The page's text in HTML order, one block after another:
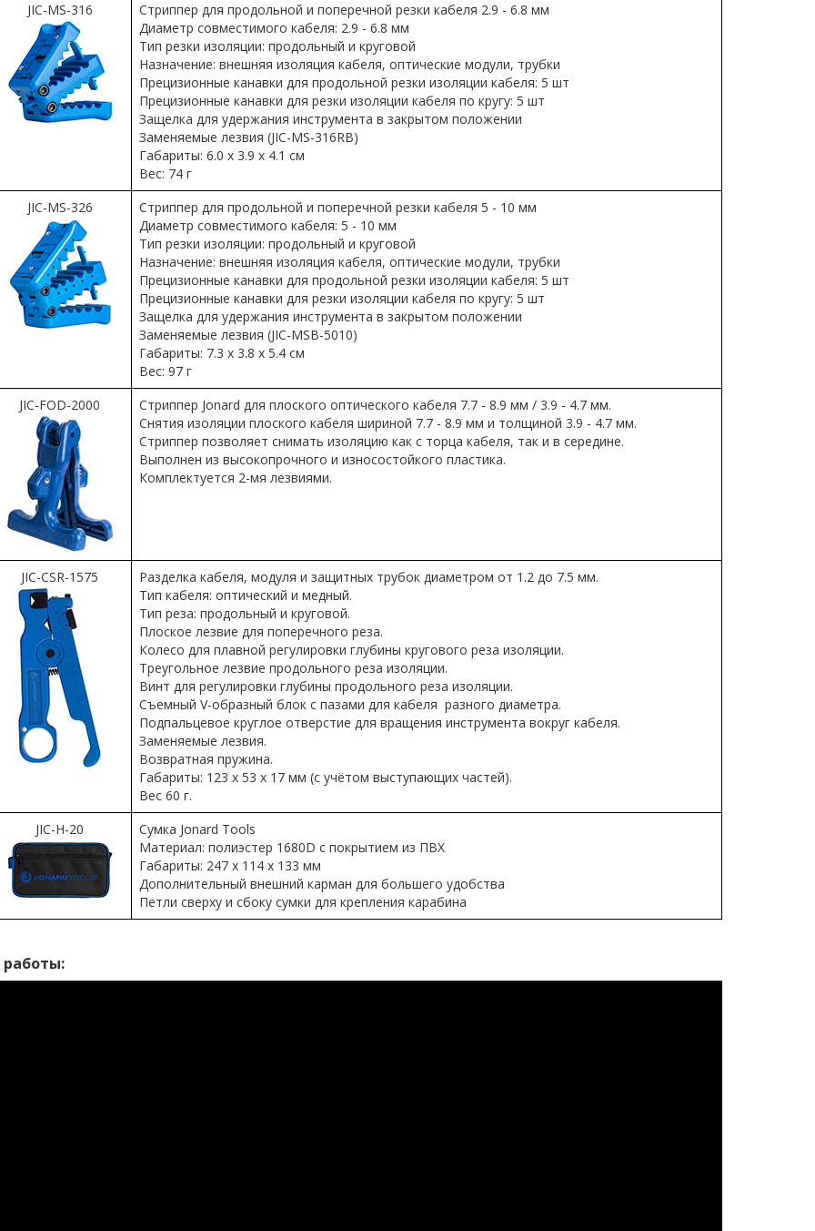
JIC-MS-316
Стриппер для продольной и поперечной резки кабеля 2.9 - 6.8 мм
Диаметр совместимого кабеля: 2.9 - 6.8 мм
Тип резки изоляции: продольный и круговой
Назначение: внешняя изоляция кабеля, оптические модули, трубки
Прецизионные канавки для продольной резки изоляции кабеля: 5 шт
Прецизионные канавки для резки изоляции кабеля по кругу: 5 шт
Защелка для удержания инструмента в закрытом положении
Заменяемые лезвия (JIC-MS-316RB)
Габариты: 6.0 x 3.9 x 4.1 см
Вес: 74 г
JIC-MS-326
Стриппер для продольной и поперечной резки кабеля 5 - 10 мм
Диаметр совместимого кабеля: 5 - 10 мм
Тип резки изоляции: продольный и круговой
Назначение: внешняя изоляция кабеля, оптические модули, трубки
Прецизионные канавки для продольной резки изоляции кабеля: 5 шт
Прецизионные канавки для резки изоляции кабеля по кругу: 5 шт
Защелка для удержания инструмента в закрытом положении
Заменяемые лезвия (JIC-MSB-5010)
Габариты: 7.3 x 3.8 x 5.4 см
Вес: 97 г
JIC-FOD-2000
Стриппер Jonard для плоского оптического кабеля 7.7 - 8.9 мм / 3.9 - 4.7 мм.
Cнятия изоляции плоского кабеля шириной 7.7 - 8.9 мм и толщиной 3.9 - 4.7 мм.
Стриппер позволяет снимать изоляцию как с торца кабеля, так и в середине.
Выполнен из высокопрочного и износостойкого пластика.
Комплектуется 2-мя лезвиями.
JIC-CSR-1575
Разделка кабеля, модуля и защитных трубок диаметром от 1.2 до 7.5 мм.
Тип кабеля: оптический и медный.
Тип реза: продольный и круговой.
Плоское лезвие для поперечного реза.
Колесо для плавной регулировки глубины кругового реза изоляции.
Треугольное лезвие продольного реза изоляции.
Винт для регулировки глубины продольного реза изоляции.
Съемный V-образный блок с пазами для кабеля разного диаметра.
Подпальцевое круглое отверстие для вращения инструмента вокруг кабеля.
Заменяемые лезвия.
Возвратная пружина.
Габариты: 123 х 53 х 17 мм (с учётом выступающих частей).
Вес 60 г.
JIC-H-20
Сумка Jonard Tools
Материал: полиэстер 1680D с покрытием из ПВХ
Габариты: 247 x 114 x 133 мм
Дополнительный внешний карман для большего удобства
Петли сверху и сбоку сумки для крепления карабина